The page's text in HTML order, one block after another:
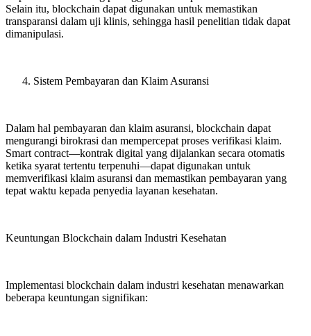
Selain itu, blockchain dapat digunakan untuk memastikan
transparansi dalam uji klinis, sehingga hasil penelitian tidak dapat
dimanipulasi.
Sistem Pembayaran dan Klaim Asuransi
Dalam hal pembayaran dan klaim asuransi, blockchain dapat
mengurangi birokrasi dan mempercepat proses verifikasi klaim.
Smart contract—kontrak digital yang dijalankan secara otomatis
ketika syarat tertentu terpenuhi—dapat digunakan untuk
memverifikasi klaim asuransi dan memastikan pembayaran yang
tepat waktu kepada penyedia layanan kesehatan.
Keuntungan Blockchain dalam Industri Kesehatan
Implementasi blockchain dalam industri kesehatan menawarkan
beberapa keuntungan signifikan: